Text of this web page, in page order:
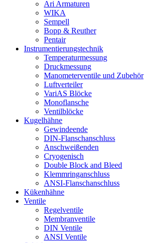
Ari Armaturen
WIKA
Sempell
Bopp & Reuther
Pentair
Instrumentierungs­technik
Temperaturmessung
Druckmessung
Manometerventile und Zubehör
Luftverteiler
VariAS Blöcke
Monoflansche
Ventilblöcke
Kugelhähne
Gewindeende
DIN-Flanschanschluss
Anschweißenden
Cryogenisch
Double Block and Bleed
Klemmringanschluss
ANSI-Flanschanschluss
Kükenhähne
Ventile
Regelventile
Membranventile
DIN Ventile
ANSI Ventile